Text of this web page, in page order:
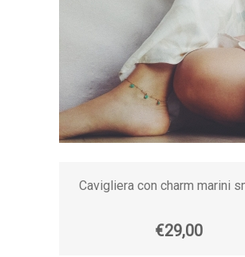
Cavigliera con charm marini
€29,00